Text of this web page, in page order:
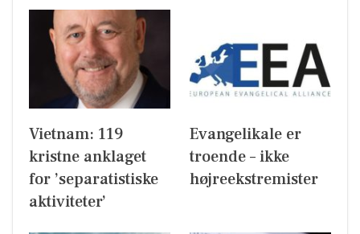
Vietnam: 119
kristne anklaget
for ’separatistiske
aktiviteter’
Evangelikale er
troende – ikke
højreekstremister